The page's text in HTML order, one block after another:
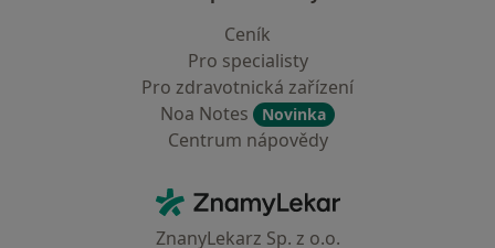
Ceník
Pro specialisty
Pro zdravotnická zařízení
Noa Notes
Novinka
Centrum nápovědy
ZnamyLekar - Hlavní stránka
ZnanyLekarz Sp. z o.o.